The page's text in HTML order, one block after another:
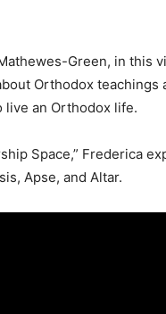
Green, in this
Orthodox teachings
live an Orthodox life.
Space,” Frederica
Apse, and Altar.